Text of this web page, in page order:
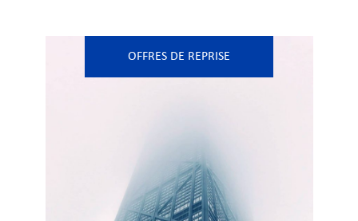
OFFRES DE REPRISE